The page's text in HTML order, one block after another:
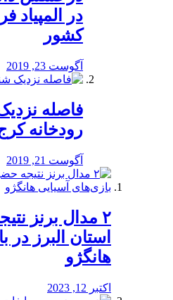
در
کشور
آگوست 23, 2019
️فاصله
رودخانه
آگوست 21, 2019
استان البرز در
هانگژو
اکتبر 12, 2023